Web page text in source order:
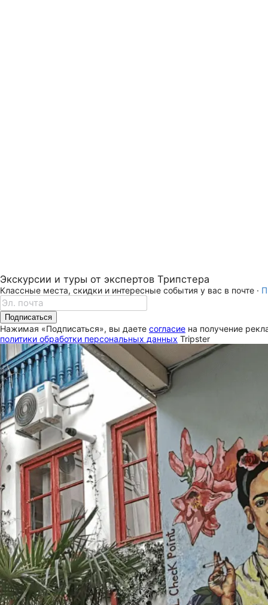
Экскурсии и туры от экспертов Трипстера
Классные места, скидки и интересные события у вас в почте ·
Подписаться
Нажимая «Подписаться», вы даете согласие на получение
политики обработки персональных данных Tripster